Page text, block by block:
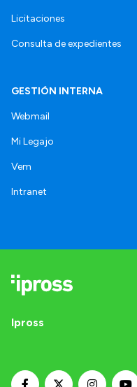
Licitaciones
Consulta de expedientes
GESTIÓN INTERNA
Webmail
Mi Legajo
Vem
Intranet
Ipross